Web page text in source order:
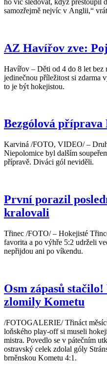
samozřejmě nejvíc v Anglii,“
AZ Havířov zve:
Havířov – Děti od 4 do 8 let bez
jedinečnou příležitost si zdarma
to je být hokejistou.
Bezgólová
Karviná /FOTO, VIDEO/ –
Niepolomice byl dalším
přípravě. Diváci gól neviděli.
První porazil
kralovali
Třinec /FOTO/ – Hokejisté
favorita a po výhře 5:2 udrželi
nepřijdou ani po víkendu.
Osm zápasů
zlomily Kometu
/FOTOGALERIE/ Třináct
loňského play-off si museli
mistra. Povedlo se v pátečním
ostravský celek zdolal góly
brněnskou Kometu 4:1.